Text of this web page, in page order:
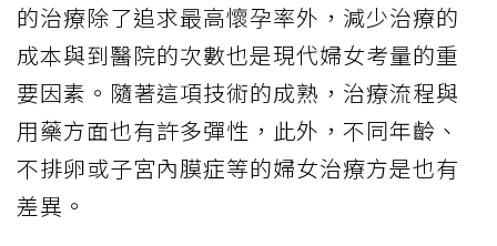
的治療除了追求最高懷孕率外，減少治療的
成本與到醫院的次數也是現代婦女考量的重
要因素。隨著這項技術的成熟，治療流程與
用藥方面也有許多彈性，此外，不同年齡、
不排卵或子宮內膜症等的婦女治療方是也有
差異。